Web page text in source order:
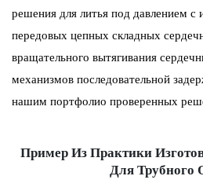
решения для литья под давлением с
передовых цепных складных
вращательного вытягивания
механизмов последовательной
нашим портфолио проверенных
Пример Из Практики
Для Трубного